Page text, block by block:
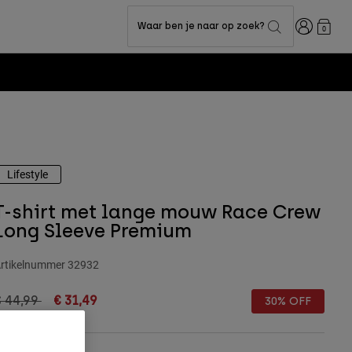
Waar ben je naar op zoek? Inloggen
0
Lifestyle
shirt met lange mouw Race Crew
Sleeve Premium
32932
reduced from
44,99to€ 31,49 30% OFF